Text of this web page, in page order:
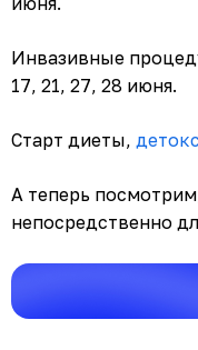
Инвазивные
17, 21, 27, 28 июня.
Старт диеты, детокс
А теперь
непосредственно